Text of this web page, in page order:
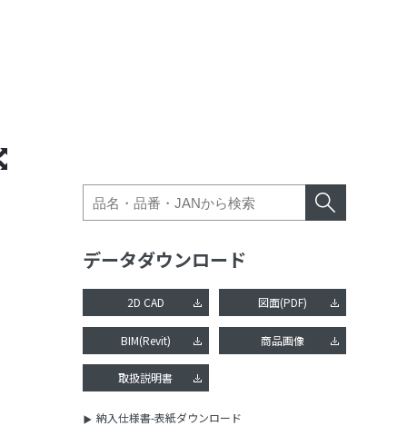
データダウンロード
2D CAD 図面(PDF)
BIM(Revit) 商品画像
取扱説明書
納入仕様書-表紙ダウンロード